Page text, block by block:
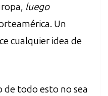
luego
Un
cualquier idea de
de todo esto no sea